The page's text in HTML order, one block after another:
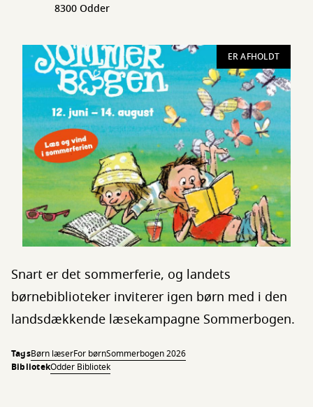
ER AFHOLDT
8300 Odder
Snart er det sommerferie, og landets
børnebiblioteker inviterer igen børn med i den
landsdækkende læsekampagne Sommerbogen.
TagsBørn læserFor børnSommerbogen 2026
BibliotekOdder Bibliotek